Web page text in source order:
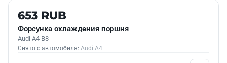
Б/У В НАЛИЧИИ
653 RUB
Форсунка охлаждения поршня
Audi A4 B8
Снято с автомобиля: Audi A4